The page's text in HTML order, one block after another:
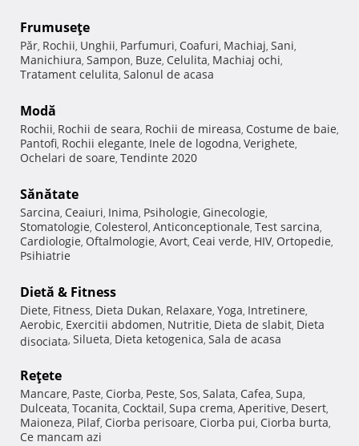
Frumuseţe
Păr, Rochii, Unghii, Parfumuri, Coafuri, Machiaj, Sani,
Manichiura, Sampon, Buze, Celulita, Machiaj ochi,
Tratament celulita, Salonul de acasa
Modă
Rochii, Rochii de seara, Rochii de mireasa, Costume de baie,
Pantofi, Rochii elegante, Inele de logodna, Verighete,
Ochelari de soare, Tendinte 2020
Sănătate
Sarcina, Ceaiuri, Inima, Psihologie, Ginecologie,
Stomatologie, Colesterol, Anticonceptionale, Test sarcina,
Cardiologie, Oftalmologie, Avort, Ceai verde, HIV, Ortopedie,
Psihiatrie
Dietă & Fitness
Diete, Fitness, Dieta Dukan, Relaxare, Yoga, Intretinere,
Aerobic, Exercitii abdomen, Nutritie, Dieta de slabit, Dieta
disociata, Silueta, Dieta ketogenica, Sala de acasa
Reţete
Mancare, Paste, Ciorba, Peste, Sos, Salata, Cafea, Supa,
Dulceata, Tocanita, Cocktail, Supa crema, Aperitive, Desert,
Maioneza, Pilaf, Ciorba perisoare, Ciorba pui, Ciorba burta,
Ce mancam azi